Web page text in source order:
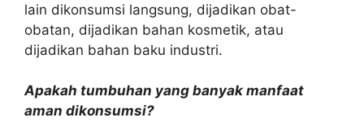
lain dikonsumsi langsung, dijadikan obat-
obatan, dijadikan bahan kosmetik, atau
dijadikan bahan baku industri.
Apakah tumbuhan yang banyak manfaat
aman dikonsumsi?